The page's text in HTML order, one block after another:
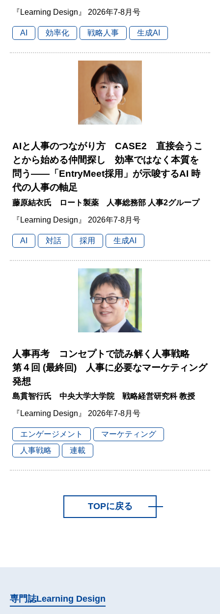
『Learning Design』 2026年7-8月号
AI 効率化 戦略人事 生成AI
AIと人事のつながり方 CASE2 直接会うこ
とから始める仲間探し 効率ではなく本質を
問う――「EntryMeet採用」が示唆するAI 時
代の人事の軸足
藤原結衣氏 ロート製薬 人事総務部 人事2グループ
『Learning Design』 2026年7-8月号
AI 対話 採用 生成AI
人事再考 コンセプトで読み解く人事戦略
第４回 (最終回) 人事に必要なマーケティング
発想
島貫智行氏 中央大学大学院 戦略経営研究科 教授
『Learning Design』 2026年7-8月号
エンゲージメント
マーケティング
人事戦略
連載
TOPに戻る
専門誌Learning Design